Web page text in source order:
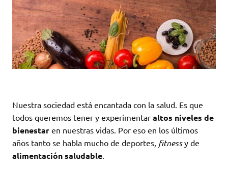
Nuestra sociedad está encantada con la salud. Es que
todos queremos tener y experimentar altos niveles de
bienestar en nuestras vidas. Por eso en los últimos
años tanto se habla mucho de deportes, fitnessy de
alimentación saludable.